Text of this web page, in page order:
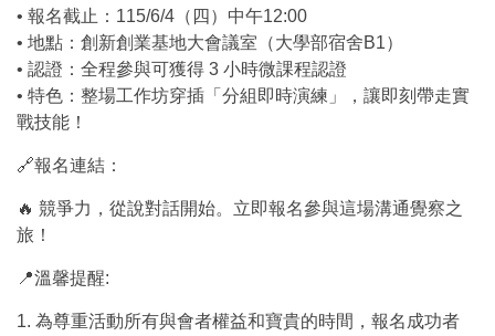
• 報名截止：115/6/4（四）中午12:00
• 地點：創新創業基地大會議室（大學部宿舍B1）
• 認證：全程參與可獲得 3 小時微課程認證
• 特色：整場工作坊穿插「分組即時演練」，讓即刻帶走實
戰技能！
🔗報名連結：
🔥 競爭力，從說對話開始。立即報名參與這場溝通覺察之
旅！
📍溫馨提醒:
1. 為尊重活動所有與會者權益和寶貴的時間，報名成功者